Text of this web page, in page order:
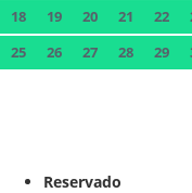
18
19 20 21 22
25
26 27 28 29
Reservado